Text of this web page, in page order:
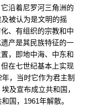
沿着尼罗河三角洲的
被认为是文明的摇
、有组织的宗教和中
产是其民族特征的一
，即地中海、中东和
在七世纪基本上实现
，当时它作为君主制
及宣布成立共和国，
国，1961年解散。